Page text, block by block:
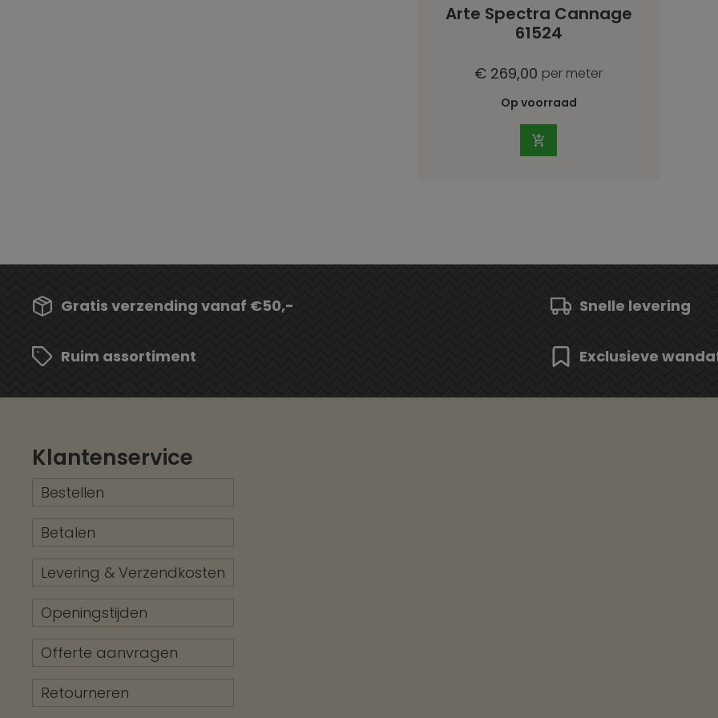
Arte Spectra Cannage
61524
€ 269,00 per meter
Op voorraad
Gratis verzending vanaf €50,- Snelle levering
Ruim assortiment Exclusieve
Klantenservice
Bestellen
Betalen
Levering & Verzendkosten
Openingstijden
Offerte aanvragen
Retourneren